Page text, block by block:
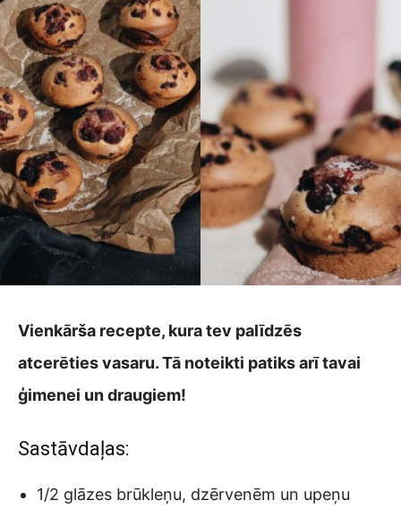
Vienkārša recepte, kura tev palīdzēs
atcerēties vasaru. Tā noteikti patiks arī tavai
ģimenei un draugiem!
Sastāvdaļas:
1/2 glāzes brūkleņu, dzērvenēm un upeņu